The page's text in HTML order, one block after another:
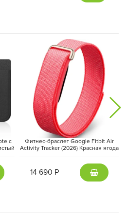
MagSafe, что позволяет
зарядными устройствами,
внешними аккумуляторами и
легко добавить ремешок для руки
чехол кольцом-держателем, что
использовании.
с
Фитнес-браслет Google Fitbit Air
Activity Tracker (2026) Красная ягода
14 690 Р